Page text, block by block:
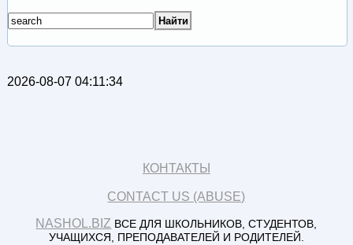
2026-08-07 04:11:34
КОНТАКТЫ
CONTACT US (ABUSE)
NASHOL.BIZ ВСЕ ДЛЯ ШКОЛЬНИКОВ, СТУДЕНТОВ,
УЧАЩИХСЯ, ПРЕПОДАВАТЕЛЕЙ И РОДИТЕЛЕЙ.